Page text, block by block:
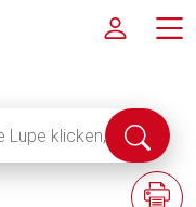
Suche
F